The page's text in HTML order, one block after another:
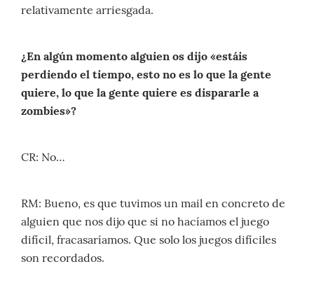
relativamente arriesgada.
¿En algún momento alguien os dijo «estáis
perdiendo el tiempo, esto no es lo que la gente
quiere, lo que la gente quiere es dispararle a
zombies»?
CR: No…
RM: Bueno, es que tuvimos un mail en concreto de
alguien que nos dijo que si no hacíamos el juego
difícil, fracasaríamos. Que solo los juegos difíciles
son recordados.